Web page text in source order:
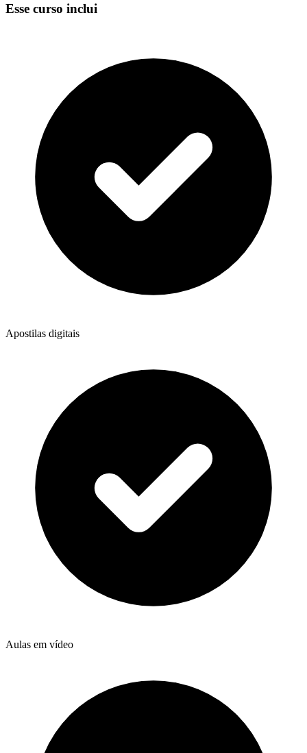
Esse curso inclui
Apostilas digitais
Aulas em vídeo